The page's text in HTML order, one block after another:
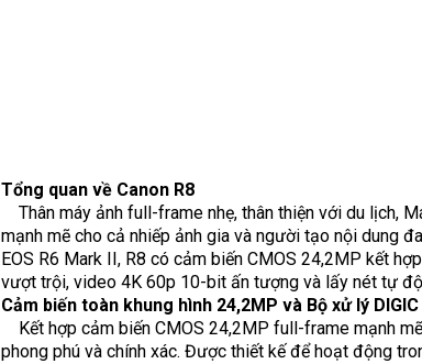
Tổng quan về Canon R8
Thân máy ảnh full-frame nhẹ, thân thiện với du lịch,
mạnh mẽ cho cả nhiếp ảnh gia và người tạo nội dung
EOS R6 Mark II, R8 có cảm biến CMOS 24,2MP kết
vượt trội, video 4K 60p 10-bit ấn tượng và lấy nét tự
Cảm biến toàn khung hình 24,2MP và Bộ xử lý DIGIC
Kết hợp cảm biến CMOS 24,2MP full-frame mạnh
phong phú và chính xác. Được thiết kế để hoạt động